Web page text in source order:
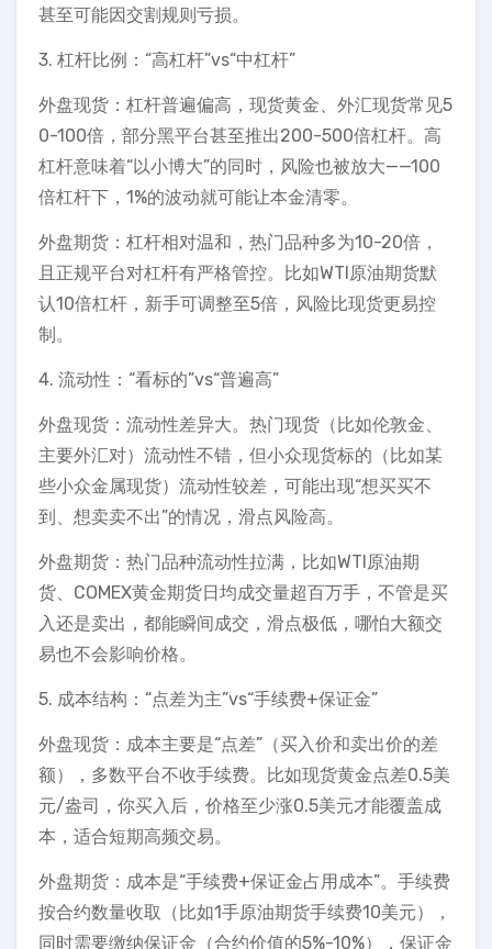
甚至可能因交割规则亏损。
3. 杠杆比例：“高杠杆”vs“中杠杆”
外盘现货：杠杆普遍偏高，现货黄金、外汇现货常见5
0-100倍，部分黑平台甚至推出200-500倍杠杆。高
杠杆意味着“以小博大”的同时，风险也被放大——100
倍杠杆下，1%的波动就可能让本金清零。
外盘期货：杠杆相对温和，热门品种多为10-20倍，
且正规平台对杠杆有严格管控。比如WTI原油期货默
认10倍杠杆，新手可调整至5倍，风险比现货更易控
制。
4. 流动性：“看标的”vs“普遍高”
外盘现货：流动性差异大。热门现货（比如伦敦金、
主要外汇对）流动性不错，但小众现货标的（比如某
些小众金属现货）流动性较差，可能出现“想买买不
到、想卖卖不出”的情况，滑点风险高。
外盘期货：热门品种流动性拉满，比如WTI原油期
货、COMEX黄金期货日均成交量超百万手，不管是买
入还是卖出，都能瞬间成交，滑点极低，哪怕大额交
易也不会影响价格。
5. 成本结构：“点差为主”vs“手续费+保证金”
外盘现货：成本主要是“点差”（买入价和卖出价的差
额），多数平台不收手续费。比如现货黄金点差0.5美
元/盎司，你买入后，价格至少涨0.5美元才能覆盖成
本，适合短期高频交易。
外盘期货：成本是“手续费+保证金占用成本”。手续费
按合约数量收取（比如1手原油期货手续费10美元），
同时需要缴纳保证金（合约价值的5%-10%），保证金